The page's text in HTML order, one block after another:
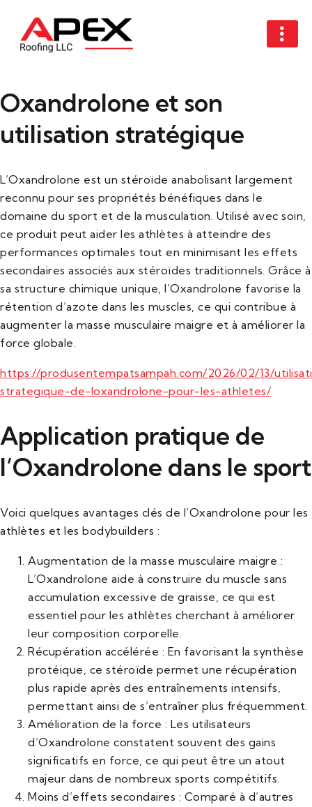
Oxandrolone et son
utilisation stratégique
L’Oxandrolone est un stéroïde anabolisant largement
reconnu pour ses propriétés bénéfiques dans le
domaine du sport et de la musculation. Utilisé avec soin,
ce produit peut aider les athlètes à atteindre des
performances optimales tout en minimisant les effets
secondaires associés aux stéroïdes traditionnels. Grâce à
sa structure chimique unique, l’Oxandrolone favorise la
rétention d’azote dans les muscles, ce qui contribue à
augmenter la masse musculaire maigre et à améliorer la
force globale.
https://produsentempatsampah.com/2026/02/13/
strategique-de-loxandrolone-pour-les-athletes/
Application pratique de
l’Oxandrolone dans le sport
Voici quelques avantages clés de l’Oxandrolone pour les
athlètes et les bodybuilders :
Augmentation de la masse musculaire maigre :
L’Oxandrolone aide à construire du muscle sans
accumulation excessive de graisse, ce qui est
essentiel pour les athlètes cherchant à améliorer
leur composition corporelle.
Récupération accélérée : En favorisant la synthèse
protéique, ce stéroïde permet une récupération
plus rapide après des entraînements intensifs,
permettant ainsi de s’entraîner plus fréquemment.
Amélioration de la force : Les utilisateurs
d’Oxandrolone constatent souvent des gains
significatifs en force, ce qui peut être un atout
majeur dans de nombreux sports compétitifs.
Moins d’effets secondaires : Comparé à d’autres